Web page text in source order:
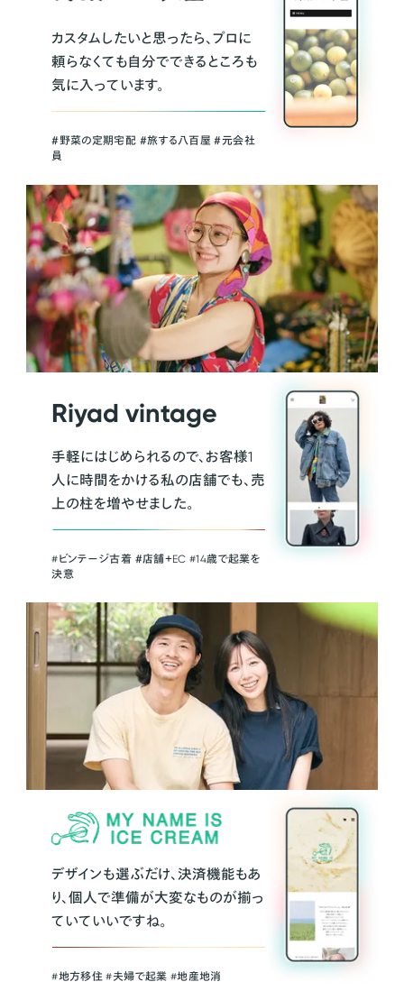
カスタムしたいと思ったら、プロに
頼らなくても自分でできるところも
気に入っています。
＃野菜の定期宅配 ＃旅する八百屋 ＃元会社
員
Riyad vintage
手軽にはじめられるので、お客様1
人に時間をかける私の店舗でも、売
上の柱を増やせました。
#ビンテージ古着 ＃店舗＋EC #14歳で起業を
決意
デザインも選ぶだけ、決済機能もあ
り、個人で準備が大変なものが揃っ
ていていいですね。
#地方移住 #夫婦で起業 #地産地消